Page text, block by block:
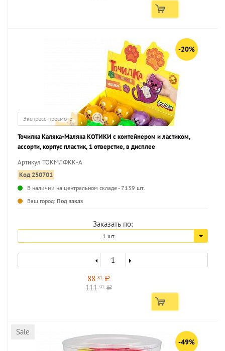
-20%
Экспресс-просмотр
Точилка Каляка-Маляка КОТИКИ с контейнером и ластиком,
ассорти, корпус пластик, 1 отверстие, в дисплее
Артикул ТОКМЛФКК-А
Код 250701
В наличии на центральном складе - 7139 шт.
Ваш город: Под заказ
Заказать по:
1 шт.
88 81 a
11101 a
Sale
-49%